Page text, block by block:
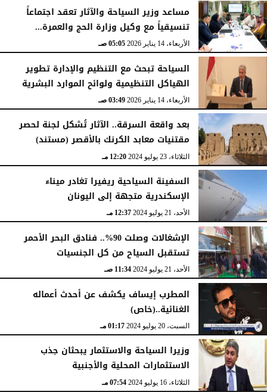
مساعد وزير السياحة والآثار تعقد اجتماعاً
تنسيقياً مع وكيل وزارة الحج والعمرة...
الأربعاء، 14 يناير 2026 05:05 صـ
السياحة تبحث مع التنظيم والإدارة تطوير
الهياكل التنظيمية ولوائح الموارد البشرية
الأربعاء، 14 يناير 2026 03:49 صـ
بعد واقعة السرقة.. الآثار تُشكل لجنة لحصر
مقتنيات معابد الكرنك بالأقصر (مستند)
الثلاثاء، 23 يوليو 2024 12:20 مـ
السفينة السياحية ريفيرا تغادر ميناء
الإسكندرية متجهة إلى اليونان
الأحد، 21 يوليو 2024 12:37 مـ
الإشغالات وصلت 90%.. فنادق البحر الأحمر
تستقبل السياح من كل الجنسيات
الأحد، 21 يوليو 2024 11:34 صـ
المطرب إيساف يكشف عن أحدث أعماله
الغنائية..(خاص)
السبت، 20 يوليو 2024 01:17 مـ
وزيرا السياحة والاستثمار يبحثان جذب
الاستثمارات المحلية والأجنبية
الثلاثاء، 16 يوليو 2024 07:54 مـ